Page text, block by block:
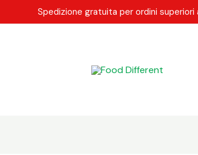
Spedizione gratuita per ordini